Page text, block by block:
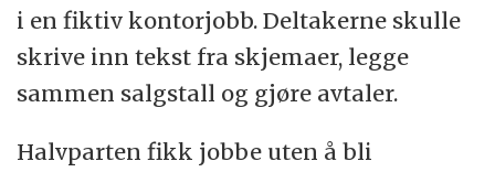
i en fiktiv kontorjobb. Deltakerne skulle
skrive inn tekst fra skjemaer, legge
sammen salgstall og gjøre avtaler.
Halvparten fikk jobbe uten å bli